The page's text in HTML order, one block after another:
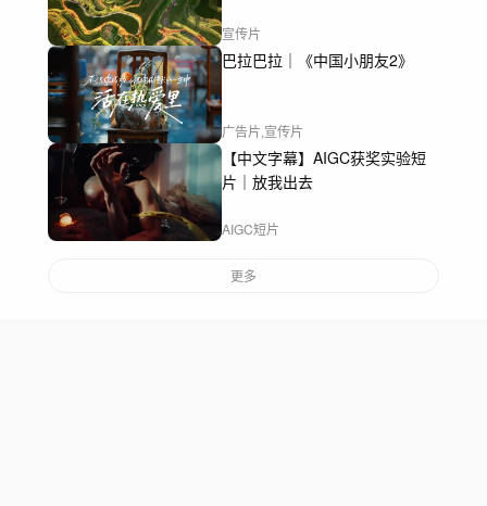
宣传片
巴拉巴拉｜《中国小朋友2》
广告片,宣传片
【中文字幕】AIGC获奖实验短
片｜放我出去
AIGC短片
更多